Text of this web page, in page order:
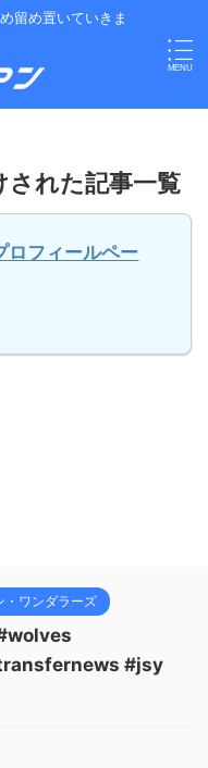
留め置いていきま
された記事一覧
ロフィールペー
・ワンダラーズ
#jsy